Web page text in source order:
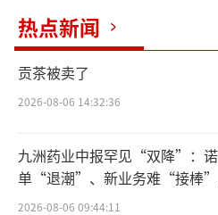
2024年年度报告披露后
实施退市风险警示。（责任
热点新闻
贡茶被卖了
2026-08-06 14:32:36
九洲药业中报罕见“双降”：
单“退潮”、新业务难“接棒”
难关待闯
2026-08-06 09:44:11